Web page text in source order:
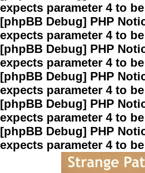
expects parameter 4 to
[phpBB Debug] PHP
expects parameter 4 to
[phpBB Debug] PHP
expects parameter 4 to
[phpBB Debug] PHP
expects parameter 4 to
[phpBB Debug] PHP
expects parameter 4 to
[phpBB Debug] PHP
expects parameter 4 to